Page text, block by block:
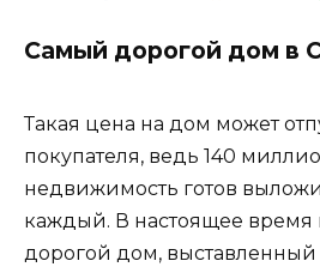
Самый дорогой дом в
Такая цена на дом может
покупателя, ведь 140
недвижимость готов
каждый. В настоящее
дорогой дом, выставленный